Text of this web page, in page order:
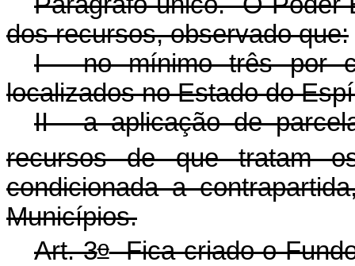
dos recursos, observado que:
I - no mínimo três por
localizados no Estado do
II - a aplicação de
recursos de que tratam
condicionada a
Municípios.
Art. 3oFica criado o